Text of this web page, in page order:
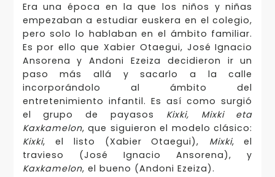
Era una época en la que los niños y niñas
empezaban a estudiar euskera en el colegio,
pero solo lo hablaban en el ámbito familiar.
Es por ello que Xabier Otaegui, José Ignacio
Ansorena y Andoni Ezeiza decidieron ir un
paso más allá y sacarlo a la calle
incorporándolo al ámbito del
entretenimiento infantil. Es así como surgió
el grupo de payasos Kixki, Mixki eta
Kaxkamelon, que siguieron el modelo clásico:
Kixki, el listo (Xabier Otaegui), Mixki, el
travieso (José Ignacio Ansorena), y
Kaxkamelon, el bueno (Andoni Ezeiza).